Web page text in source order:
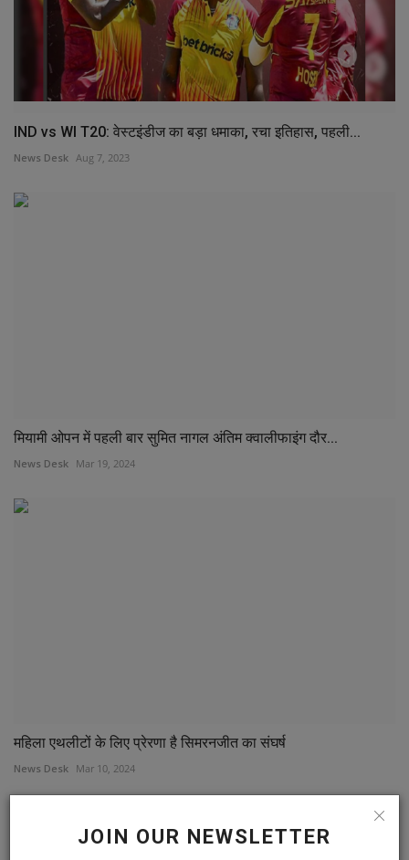
JOIN OUR NEWSLETTER
IND vs WI T20: वेस्टइंडीज का बड़ा धमाका, रचा इतिहास, पहली...
News Desk Aug 7, 2023
मियामी ओपन में पहली बार सुमित नागल अंतिम क्वालीफाइंग दौर...
News Desk Mar 19, 2024
महिला एथलीटों के लिए प्रेरणा है सिमरनजीत का संघर्ष
News Desk Mar 10, 2024